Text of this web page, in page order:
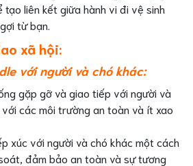
tạo liên kết giữa hành vi đi vệ sinh
từ bạn.
xã hội:
với người và chó khác:
gặp gỡ và giao tiếp với người và
các môi trường an toàn và ít xao
xúc với người và chó khác một cách
đảm bảo an toàn và sự tương